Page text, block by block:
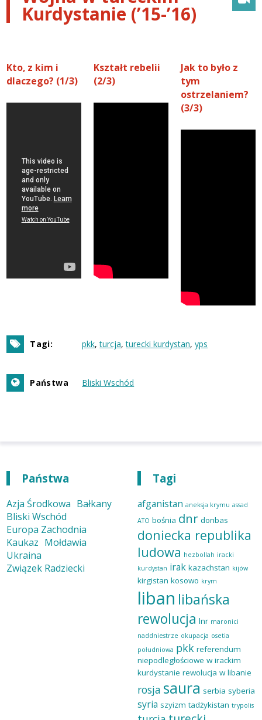
Kurdystanie (’15-’16)
Kto, z kim i
dlaczego? (1/3)
Kształt rebelii
(2/3)
Jak to było z
tym
ostrzelaniem?
(3/3)
Tagi: pkk turcja turecki kurdystan yps
Państwa Bliski Wschód
Państwa
Azja Środkowa Bałkany
Bliski Wschód
Europa Zachodnia
Kaukaz Mołdawia
Ukraina
Związek Radziecki
Tagi
afganistan aneksja krymu assad
ATO bośnia dnr donbas
doniecka republika
ludowa hezbollah iracki
kurdystan irak kazachstan kijów
kirgistan kosowo krym
liban libańska
rewolucja lnr maronici
naddniestrze okupacja osetia
południowa pkk referendum
niepodległościowe w irackim
kurdystanie rewolucja w libanie
rosja saura serbia syberia
syria szyizm tadżykistan trypolis